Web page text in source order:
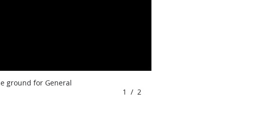
ground for General
1 / 2